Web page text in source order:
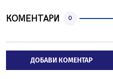
КОМЕНТАРИ 0
ДОБАВИ КОМЕНТАР